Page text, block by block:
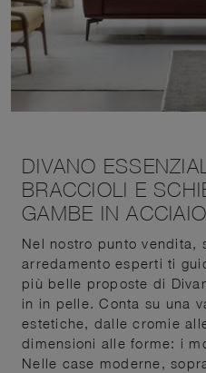
DIVANO
BRACCIOLI E
GAMBE IN ACCIAIO
Nel nostro punto vendita,
arredamento esperti ti
più belle proposte di
in in pelle. Conta su una
estetiche, dalle cromie
dimensioni alle forme: i
Nelle case moderne,